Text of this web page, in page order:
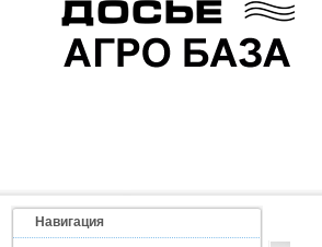
Навигация